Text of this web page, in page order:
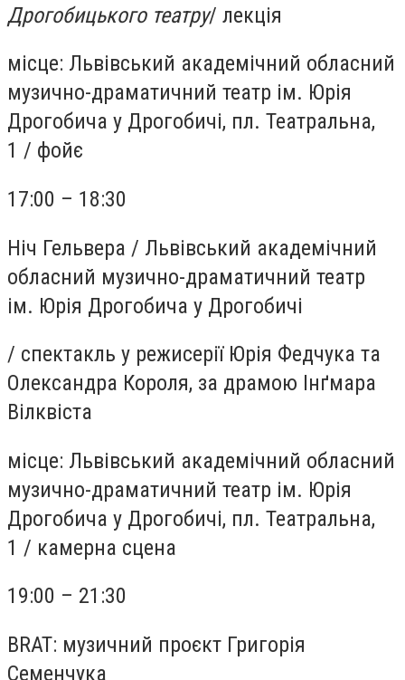
Дрогобицького театру/ лекція
місце: Львівський академічний обласний
музично-драматичний театр ім. Юрія
Дрогобича у Дрогобичі, пл. Театральна,
1 / фойє
17:00 – 18:30
Ніч Гельвера / Львівський академічний
обласний музично-драматичний театр
ім. Юрія Дрогобича у Дрогобичі
/ спектакль у режисерії Юрія Федчука та
Олександра Короля, за драмою Інґмара
Вілквіста
місце: Львівський академічний обласний
музично-драматичний театр ім. Юрія
Дрогобича у Дрогобичі, пл. Театральна,
1 / камерна сцена
19:00 – 21:30
BRAT: музичний проєкт Григорія
Семенчука